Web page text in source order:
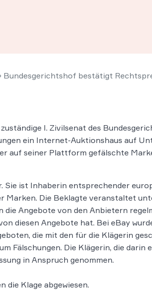
Bundesgerichtshof bestätigt
I. Zivilsenat des
ein Internet-Auktionshaus auf
auf seiner Plattform gefälschte
Sie ist Inhaberin entsprechender
Die Beklagte veranstaltet
die Angebote von den Anbietern
diesen Angebote hat. Bei eBay
die mit den für die Klägerin
Fälschungen. Die Klägerin, die darin
in Anspruch genommen.
die Klage abgewiesen.